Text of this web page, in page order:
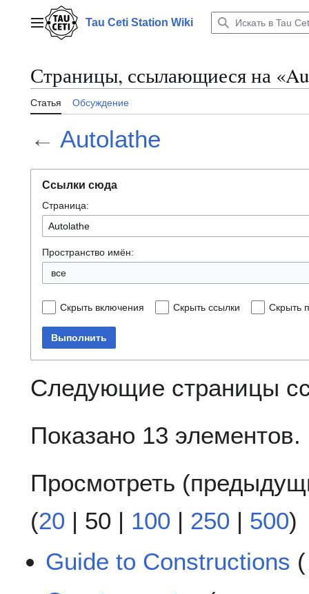
содержаниюГлавное менюTau Ceti Station Wiki
Страницы, ссылающиеся на
Статья Обсуждение
← Autolathe
Ссылки сюда
Страница:
Пространство имён:
все
Скрыть включения Скрыть ссылки Скрыть
Выполнить
Следующие страницы
Показано 13 элементов.
Просмотреть (
(20 | 50 | 100 | 250 | 500)
Guide to Constructions (